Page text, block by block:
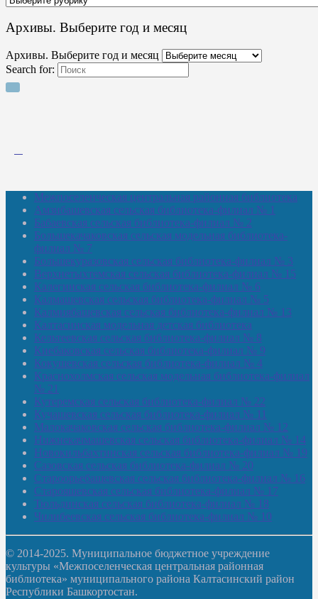
Архивы. Выберите год и месяц
Архивы. Выберите год и месяц
Search for:
Межпоселенческая центральная районная библиотека
Амзибашевская сельская библиотека-филиал № 1
Бабаевская сельская библиотека-филиал № 2
Большекачаковская сельская модельная библиотека-
филиал № 7
Большекуразовская сельская библиотека-филиал № 3
Верхнетыхтемская сельская библиотека-филиал № 15
Калегинская сельская библиотека-филиал № 6
Калмашевская сельская библиотека-филиал № 5
Калмиябашевская сельская библиотека-филиал № 13
Калтасинская модельная детская библиотека
Кельтеевская сельская библиотека-филиал № 8
Киебаковская сельская библиотека-филиал № 9
Кокушевская сельская библиотека-филиал № 4
Краснохолмская сельская модельная библиотека-филиал
№ 21
Кутеремская сельская библиотека-филиал № 22
Кучашевская сельская библиотека-филиал № 11
Малокачаковская сельская библиотека-филиал № 12
Нижнекачмашевская сельская библиотека-филиал № 14
Новокильбахтинская сельская библиотека-филиал № 19
Сазовская сельская библиотека-филиал № 20
Староорьебашевская сельская библиотека-филиал № 16
Старояшевская сельская библиотека-филиал № 17
Тюльдинская сельская библиотека-филиал № 18
Чилибеевская сельская библиотека-филиал № 10
© 2014-2025. Муниципальное бюджетное учреждение
культуры «Межпоселенческая центральная районная
библиотека» муниципального района Калтасинский район
Республики Башкортостан.